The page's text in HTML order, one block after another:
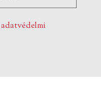
adatvédelmi